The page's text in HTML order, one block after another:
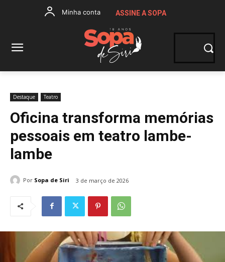
Minha conta ASSINE A SOPA
Destaque Teatro
Oficina transforma memórias
pessoais em teatro lambe-
lambe
Por Sopa de Siri 3 de março de 2026